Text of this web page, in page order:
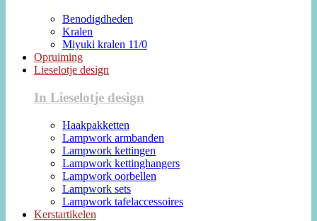
Benodigdheden
Kralen
Miyuki kralen 11/0
Opruiming
Lieselotje design
In Lieselotje design
Haakpakketten
Lampwork armbanden
Lampwork kettingen
Lampwork kettinghangers
Lampwork oorbellen
Lampwork sets
Lampwork tafelaccessoires
Kerstartikelen